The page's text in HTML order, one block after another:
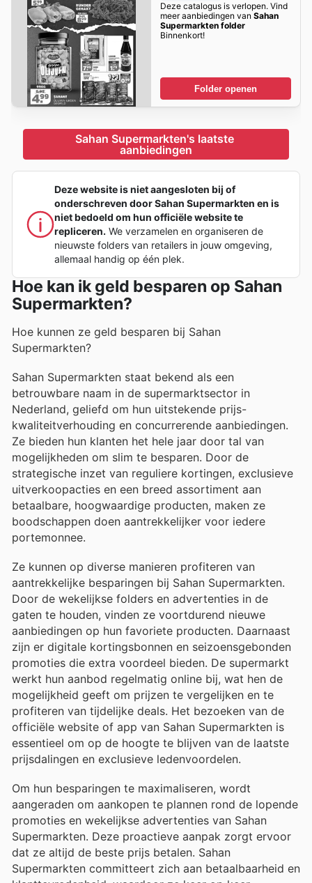
Deze catalogus is verlopen. Vind
meer aanbiedingen van Sahan
Supermarkten folder
Binnenkort!
Folder openen
Sahan Supermarkten's laatste
aanbiedingen
Deze website is niet aangesloten bij of
onderschreven door Sahan Supermarkten en is
niet bedoeld om hun officiële website te
repliceren. We verzamelen en organiseren de
nieuwste folders van retailers in jouw omgeving,
allemaal handig op één plek.
Hoe kan ik geld besparen op Sahan
Supermarkten?
Hoe kunnen ze geld besparen bij Sahan
Supermarkten?
Sahan Supermarkten staat bekend als een
betrouwbare naam in de supermarktsector in
Nederland, geliefd om hun uitstekende prijs-
kwaliteitverhouding en concurrerende aanbiedingen.
Ze bieden hun klanten het hele jaar door tal van
mogelijkheden om slim te besparen. Door de
strategische inzet van reguliere kortingen, exclusieve
uitverkoopacties en een breed assortiment aan
betaalbare, hoogwaardige producten, maken ze
boodschappen doen aantrekkelijker voor iedere
portemonnee.
Ze kunnen op diverse manieren profiteren van
aantrekkelijke besparingen bij Sahan Supermarkten.
Door de wekelijkse folders en advertenties in de
gaten te houden, vinden ze voortdurend nieuwe
aanbiedingen op hun favoriete producten. Daarnaast
zijn er digitale kortingsbonnen en seizoensgebonden
promoties die extra voordeel bieden. De supermarkt
werkt hun aanbod regelmatig online bij, wat hen de
mogelijkheid geeft om prijzen te vergelijken en te
profiteren van tijdelijke deals. Het bezoeken van de
officiële website of app van Sahan Supermarkten is
essentieel om op de hoogte te blijven van de laatste
prijsdalingen en exclusieve ledenvoordelen.
Om hun besparingen te maximaliseren, wordt
aangeraden om aankopen te plannen rond de lopende
promoties en wekelijkse advertenties van Sahan
Supermarkten. Deze proactieve aanpak zorgt ervoor
dat ze altijd de beste prijs betalen. Sahan
Supermarkten committeert zich aan betaalbaarheid en